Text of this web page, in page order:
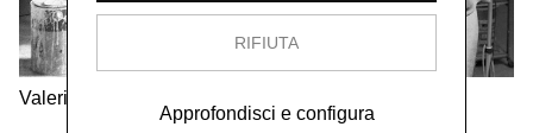
Valerio Adami
RIFIUTA
Approfondisci e configura